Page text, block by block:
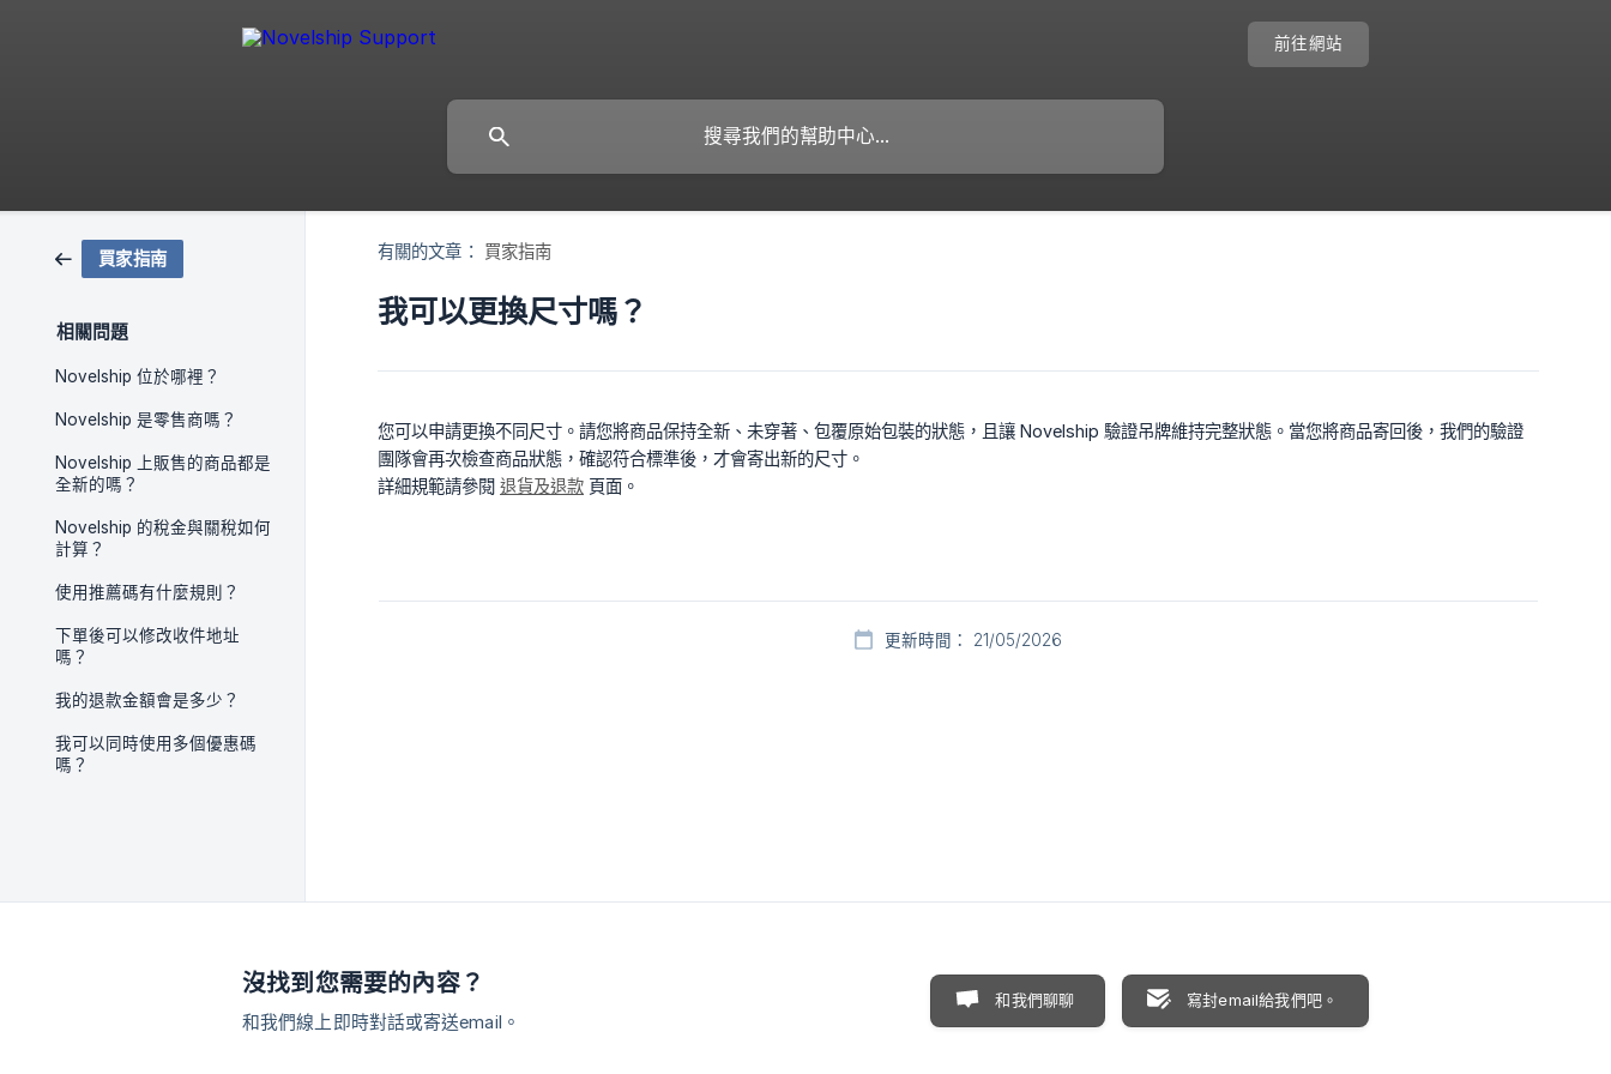
前往網站
買家指南
相關問題
Novelship 位於哪裡？
Novelship 是零售商嗎？
Novelship 上販售的商品都是
全新的嗎？
Novelship 的稅金與關稅如何
計算？
使用推薦碼有什麼規則？
下單後可以修改收件地址
嗎？
我的退款金額會是多少？
我可以同時使用多個優惠碼
嗎？
有關的文章： 買家指南
我可以更換尺寸嗎？
您可以申請更換不同尺寸。請您將商品保持全新、未穿著、包覆原始包裝的狀態，且讓 Novelship 驗證吊牌維持完整狀態。當您將商品寄回後，我們的驗證
團隊會再次檢查商品狀態，確認符合標準後，才會寄出新的尺寸。
詳細規範請參閱 退貨及退款 頁面。
更新時間： 21/05/2026
沒找到您需要的內容？
和我們線上即時對話或寄送email。
和我們聊聊 寫封email給我們吧。